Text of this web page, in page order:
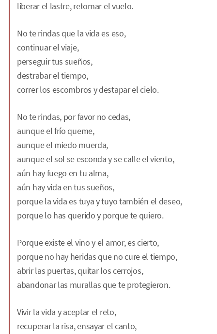
liberar el lastre, retomar el vuelo.
No te rindas que la vida es eso,
continuar el viaje,
perseguir tus sueños,
destrabar el tiempo,
correr los escombros y destapar el cielo.
No te rindas, por favor no cedas,
aunque el frío queme,
aunque el miedo muerda,
aunque el sol se esconda y se calle el viento,
aún hay fuego en tu alma,
aún hay vida en tus sueños,
porque la vida es tuya y tuyo también el deseo,
porque lo has querido y porque te quiero.
Porque existe el vino y el amor, es cierto,
porque no hay heridas que no cure el tiempo,
abrir las puertas, quitar los cerrojos,
abandonar las murallas que te protegieron.
Vivir la vida y aceptar el reto,
recuperar la risa, ensayar el canto,